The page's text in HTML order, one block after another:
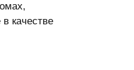
качестве